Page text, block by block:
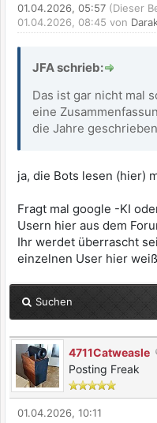
01.04.2026, 05:57 (Dieser
01.04.2026, 08:45 von
JFA schrieb:
Das ist gar nicht mal
eine
die Jahre
ja, die Bots lesen (hier)
Fragt mal google -KI
Usern hier aus dem
Ihr werdet überrascht
einzelnen User hier
Suchen
4711Catweasle
Posting Freak
01.04.2026, 10:11